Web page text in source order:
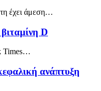
έχει άμεση…
D
Times…
ανάπτυξη